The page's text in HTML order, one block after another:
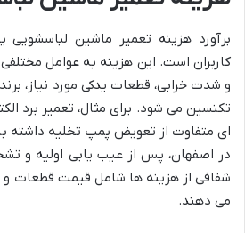
برآورد هزینه تعمیر ماشین
کاربران است. این هزینه به عوامل
و شدت خرابی، قطعات یدکی مورد نیاز،
تکنسین می شود. برای مثال، تعمیر برد
ای متفاوت از تعویض پمپ تخلیه داشته
در اصفهان، پس از عیب یابی اولیه و
شفافی از هزینه ها شامل قیمت قطعات و
می دهند.